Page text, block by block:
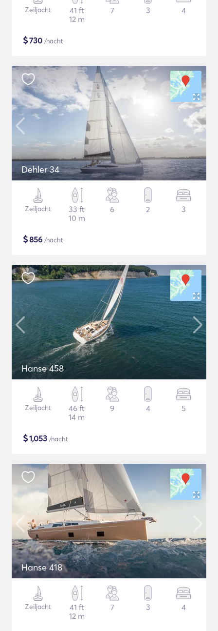
Zeiljacht
41 ft
12 m
7 3 4
$730 /nacht
Dehler 34
Zeiljacht
33 ft
10 m
6 2 3
$856 /nacht
Hanse 458
Zeiljacht
46 ft
14 m
9 4 5
$1,053 /nacht
Hanse 418
Zeiljacht
41 ft
12 m
7 3 4